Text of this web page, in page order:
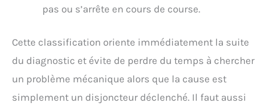
pas ou s’arrête en cours de course.
Cette classification oriente immédiatement la suite
du diagnostic et évite de perdre du temps à chercher
un problème mécanique alors que la cause est
simplement un disjoncteur déclenché. Il faut aussi